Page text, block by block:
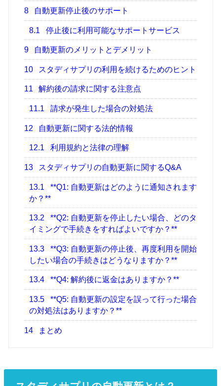
8 自動更新停止後のサポート
8.1 停止後に利用可能なサポートサービス
9 自動更新のメリットとデメリット
10 スタディサプリの利用を続けるためのヒント
11 解約後の請求に関する注意点
11.1 請求が発生した場合の対処法
12 自動更新に関する法的情報
12.1 利用規約と法律の理解
13 スタディサプリの自動更新に関するQ&A
13.1
**Q1: 自動更新はどのように通知されます
か？**
13.2
**Q2: 自動更新を停止したい場合、どのタ
イミングで手続きをすればよいですか？**
13.3
**Q3: 自動更新の停止後、再度利用を開始
したい場合の手続きはどうなりますか？**
13.4 **Q4: 解約後に返金はありますか？**
13.5
**Q5: 自動更新の設定を誤って行った場合
の対処法はありますか？**
14 まとめ